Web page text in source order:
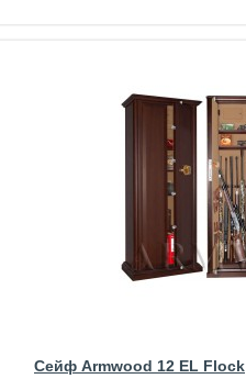
Сейф Armwood 12 EL Flock